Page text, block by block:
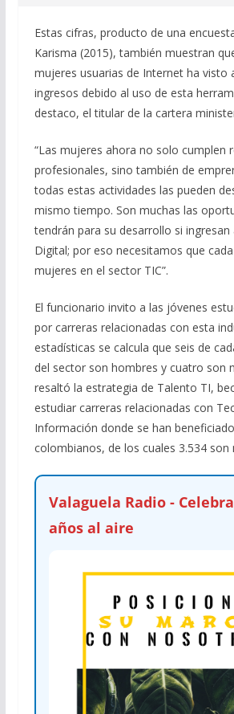
Estas cifras, producto de una
Karisma (2015), también muestran
mujeres usuarias de Internet ha visto
ingresos debido al uso de esta
destaco, el titular de la cartera
“Las mujeres ahora no solo cumplen
profesionales, sino también de
todas estas actividades las pueden
mismo tiempo. Son muchas las
tendrán para su desarrollo si ingresan
Digital; por eso necesitamos que
mujeres en el sector TIC”.
El funcionario invito a las jóvenes
por carreras relacionadas con esta
estadísticas se calcula que seis de
del sector son hombres y cuatro son
resaltó la estrategia de Talento TI,
estudiar carreras relacionadas con
Información donde se han
colombianos, de los cuales 3.534 son
Valaguela Radio -
años al aire